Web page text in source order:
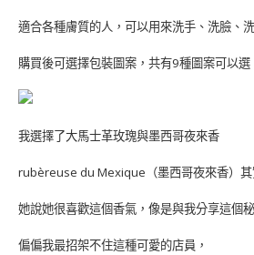
適合各種膚質的人，可以用來洗手、洗臉、
購買後可選擇包裝圖案，共有9種圖案可以選
我選擇了大馬士革玫瑰與墨西哥夜來香
rubèreuse du Mexique（墨西哥夜來香）其
她說她很喜歡這個香氣，像是與我分享這個
偏偏我最招架不住這種可愛的店員，